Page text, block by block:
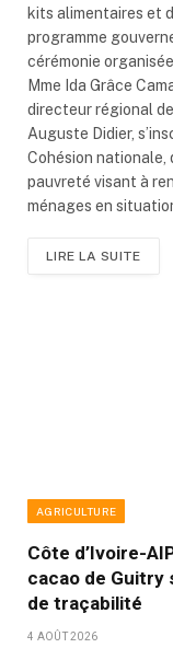
kits alimentaires et
programme
cérémonie
Mme Ida Grâce
directeur régional
Auguste Didier,
Cohésion
pauvreté visant à
ménages en
LIRE LA SUITE
AGRICULTURE
Côte d’Ivoire-
cacao de Guitry
de traçabilité
4 AOÛT 2026